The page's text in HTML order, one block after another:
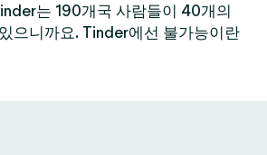
는 190개국 사람들이 40개의
으니까요. Tinder에선 불가능이란